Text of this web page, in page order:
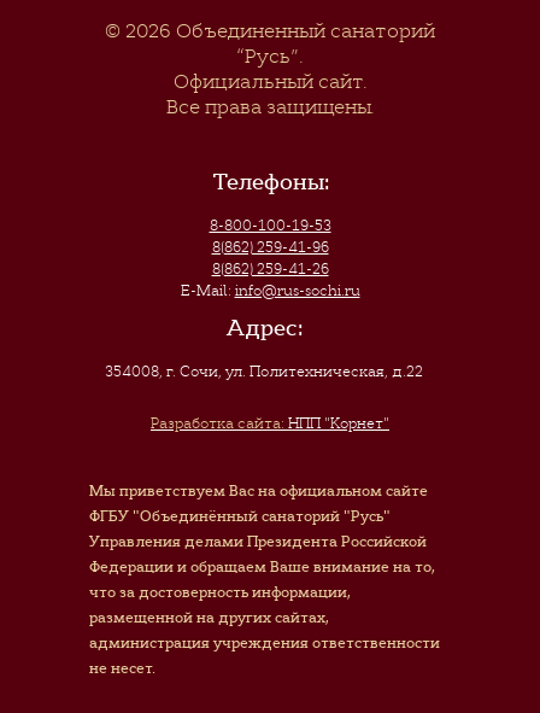
© 2026 Объединенный санаторий
“Русь”.
Официальный сайт.
Все права защищены.
Телефоны:
8-800-100-19-53
8(862) 259-41-96
8(862) 259-41-26
E-Mail: info@rus-sochi.ru
Адрес:
354008, г. Сочи,ул. Политехническая, д.22
Разработка сайта: НПП "Корнет"
Мы приветствуем Вас на официальном сайте
ФГБУ "Объединённый санаторий "Русь"
Управления делами Президента Российской
Федерации и обращаем Ваше внимание на то,
что за достоверность информации,
размещенной на других сайтах,
администрация учреждения ответственности
не несет.